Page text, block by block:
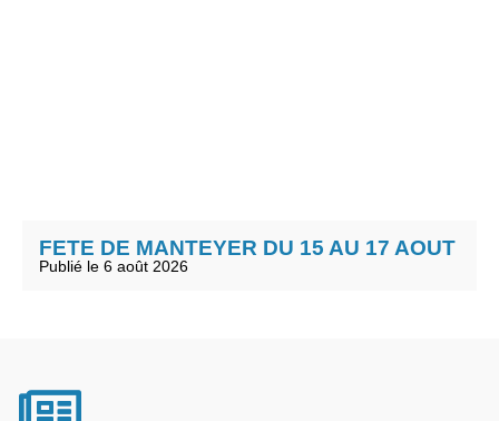
FETE DE MANTEYER DU 15 AU 17 AOUT
Publié le 6 août 2026